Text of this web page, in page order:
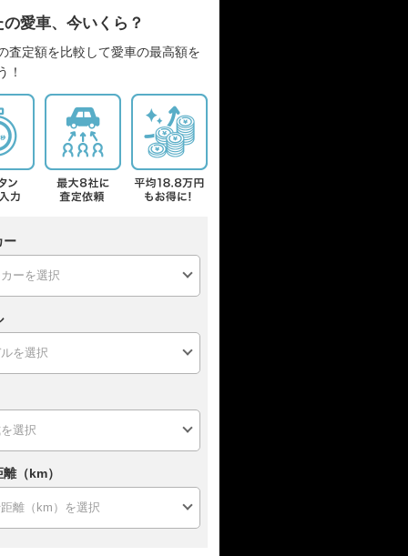
の愛車、今いくら？
査定額を比較して愛車の最高額を
！
ー
（km）